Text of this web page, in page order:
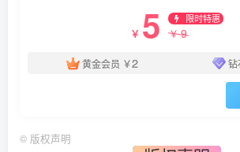
￥ 5 限时特惠
￥9
黄金会员 ￥2 钻
© 版权声明